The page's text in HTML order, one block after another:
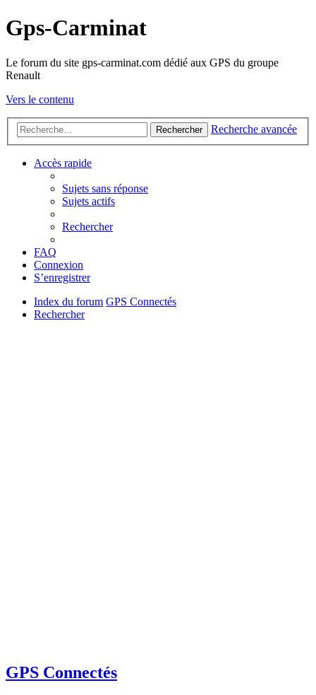
Gps-Carminat
Le forum du site gps-carminat.com dédié aux GPS du groupe
Renault
Vers le contenu
Rechercher Recherche avancée
Accès rapide
Sujets sans réponse
Sujets actifs
Rechercher
FAQ
Connexion
S’enregistrer
Index du forum GPS Connectés
Rechercher
GPS Connectés